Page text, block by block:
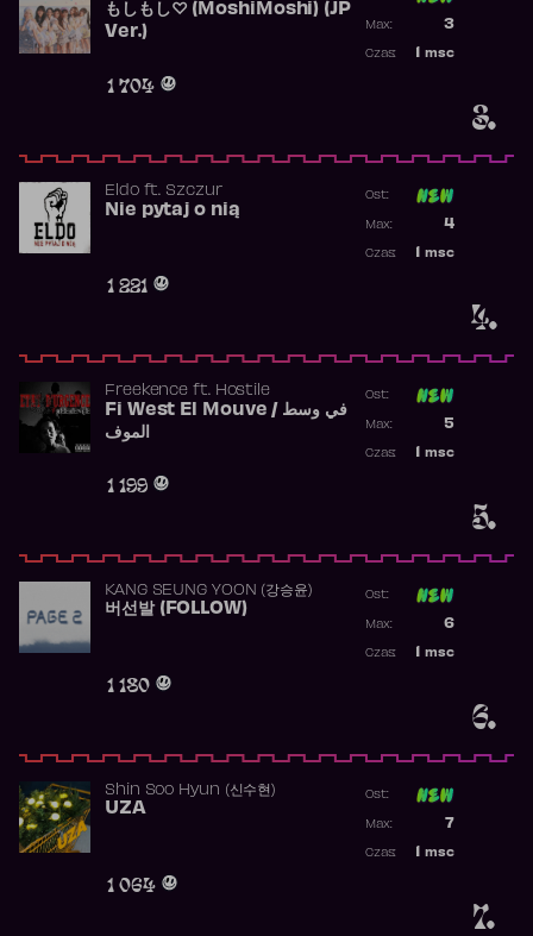
3.
もしもし♡ (MoshiMoshi) (JP
Ver.)
1 704
3
Max:
msc
Czas:
4.
Eldoft. Szczur
Nie pytaj o nią
1 221
Ost:
4
Max:
msc
Czas:
5.
Freekence ft. Hostile
Fi West El Mouve / في وسط
الموف
1 199
Ost:
5
Max:
msc
Czas:
6.
KANG SEUNG YOON (강승윤)
버선발 (FOLLOW)
1 180
Ost:
6
Max:
msc
Czas:
7.
Shin Soo Hyun (신수현)
UZA
1 064
Ost:
7
Max:
msc
Czas: